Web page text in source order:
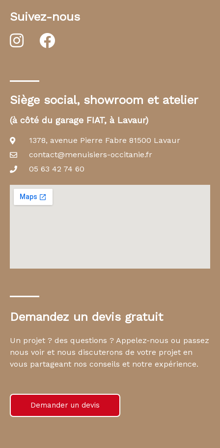
Suivez-nous
Siège social, showroom et atelier
(à côté du garage FIAT, à Lavaur)
1378, avenue Pierre Fabre 81500 Lavaur
contact@menuisiers-occitanie.fr
05 63 42 74 60
Demandez un devis gratuit
Un projet ? des questions ? Appelez-nous ou passez
nous voir et nous discuterons de votre projet en
vous partageant nos conseils et notre expérience.
Demander un devis